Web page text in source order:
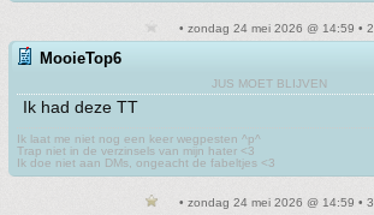
• zondag 24 mei 2026 @ 14:59 • 2
MooieTop6
JUS MOET BLIJVEN
Ik had deze TT
Ik laat me niet nog een keer wegpesten ^p^
Trap niet in de verzinsels van mijn hater <3
Ik doe niet aan DMs, ongeacht de fabeltjes <3
• zondag 24 mei 2026 @ 14:59 • 3